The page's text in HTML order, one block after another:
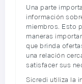
Una parte
información
miembros. Esto
maneras
que brinda
una relación
satisfacer sus
Sicredi utiliza la